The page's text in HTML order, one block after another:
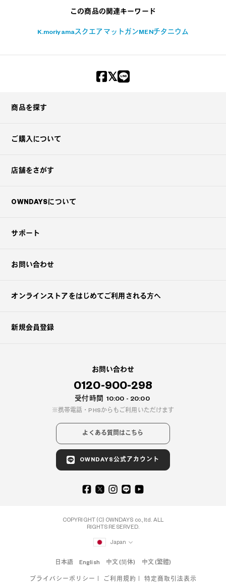
この商品の関連キーワード
K.moriyamaスクエア マットガンMENチタニウム
商品を探す
ご購入について
店舗をさがす
OWNDAYSについて
サポート
お問い合わせ
オンラインストアをはじめてご利用される方へ
新規会員登録
お問い合わせ
0120-900-298
受付時間 10:00 - 20:00
携帯電話・PHSからもご利用いただけます
よくある質問はこちら
OWNDAYS公式アカウント
COPYRIGHT (C) OWNDAYS co., ltd. ALL
RIGHTS RESERVED.
Japan
日本語 English 中文 (简体) 中文 (繁體)
プライバシーポリシー ご利用規約 特定商取引法表示